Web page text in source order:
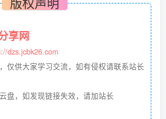
享网
dzs.jcbk26.com
仅供大家学习交流，如有侵权请联系站长
盘，如发现链接失效，请加站长